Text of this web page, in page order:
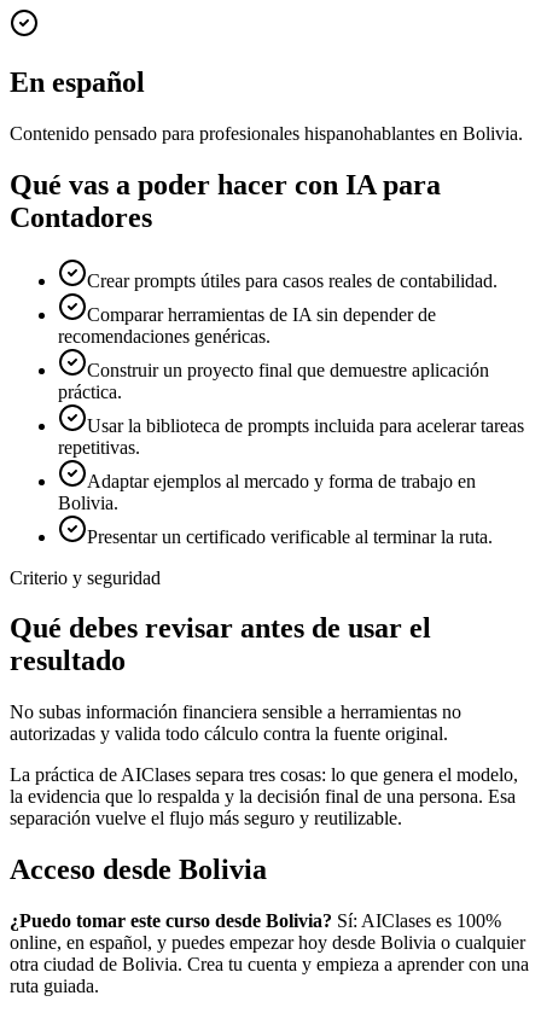
En español
Contenido pensado para profesionales hispanohablantes en Bolivia.
Qué vas a poder hacer con IA para
Contadores
Crear prompts útiles para casos reales de contabilidad.
Comparar herramientas de IA sin depender de
recomendaciones genéricas.
Construir un proyecto final que demuestre aplicación
práctica.
Usar la biblioteca de prompts incluida para acelerar tareas
repetitivas.
Adaptar ejemplos al mercado y forma de trabajo en
Bolivia.
Presentar un certificado verificable al terminar la ruta.
Criterio y seguridad
Qué debes revisar antes de usar el
resultado
No subas información financiera sensible a herramientas no
autorizadas y valida todo cálculo contra la fuente original.
La práctica de AIClases separa tres cosas: lo que genera el modelo,
la evidencia que lo respalda y la decisión final de una persona. Esa
separación vuelve el flujo más seguro y reutilizable.
Acceso desde Bolivia
¿Puedo tomar este curso desde Bolivia? Sí: AIClases es 100%
online, en español, y puedes empezar hoy desde Bolivia o cualquier
otra ciudad de Bolivia. Crea tu cuenta y empieza a aprender con una
ruta guiada.